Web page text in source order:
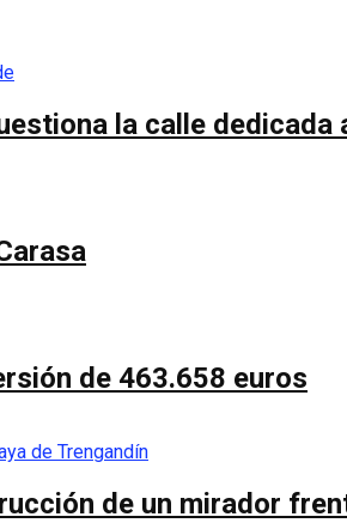
la calle dedicada
de 463.658 euros
de un mirador